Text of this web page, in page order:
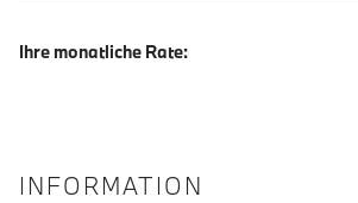
Ihre monatliche Rate:
INFORMATION